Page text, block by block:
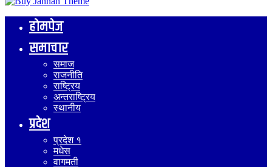
होमपेज
समाचार
समाज
राजनीति
राष्ट्रिय
अन्तराष्ट्रिय
स्थानीय
प्रदेश
प्रदेश १
मधेस
वागमती